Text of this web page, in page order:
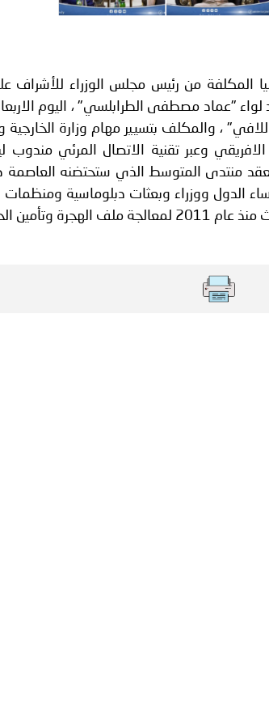
وزراء الداخلية العرب بشأن الاعتداءات
المكلفة من رئيس مجلس الوزراء للأشراف
"عماد مصطفى الطرابلسي" ، اليوم
، والمكلف بتسيير مهام وزارة الخارجية
وعبر تقنية الاتصال المرئي مندوب
الدول ووزراء وبعثات دبلوماسية ومنظمات
وتأمين الحدود.